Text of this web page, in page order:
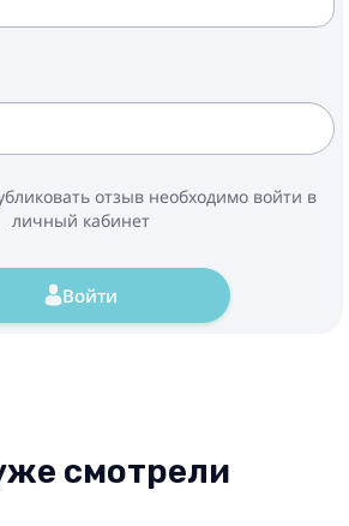
отзыв необходимо войти в
личный кабинет
Войти
смотрели